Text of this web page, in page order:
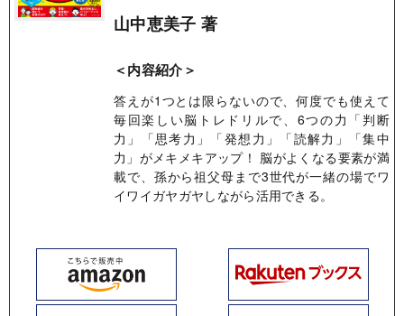
山中恵美子 著
＜内容紹介＞
答えが1つとは限らないので、何度でも使えて
毎回楽しい脳トレドリルで、6つの力「判断
力」「思考力」「発想力」「読解力」「集中
力」がメキメキアップ！ 脳がよくなる要素が満
載で、孫から祖父母まで3世代が一緒の場でワ
イワイガヤガヤしながら活用できる。